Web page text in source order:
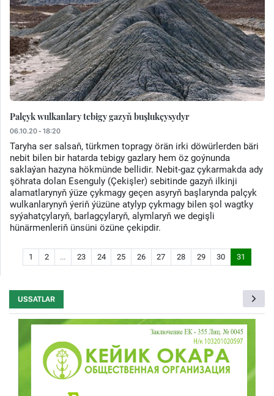
Palçyk wulkanlary tebigy gazyň buşlukçysydyr
06.10.20 - 18:20
Taryha ser salsaň, türkmen topragy örän irki döwürlerden bäri
nebit bilen bir hatarda tebigy gazlary hem öz goýnunda
saklaýan hazyna hökmünde bellidir. Nebit-gaz çykarmakda ady
şöhrata dolan Esenguly (Çekişler) sebitinde gazyň ilkinji
alamatlarynyň ýüze çykmagy geçen asyryň başlarynda palçyk
wulkanlarynyň ýeriň ýüzüne atylyp çykmagy bilen şol wagtky
syýahatçylaryň, barlagçylaryň, alymlaryň we degişli
hünärmenleriň ünsüni özüne çekipdir.
1 2 ... 23 24 25 26 27 28 29 30 31
USSATLAR